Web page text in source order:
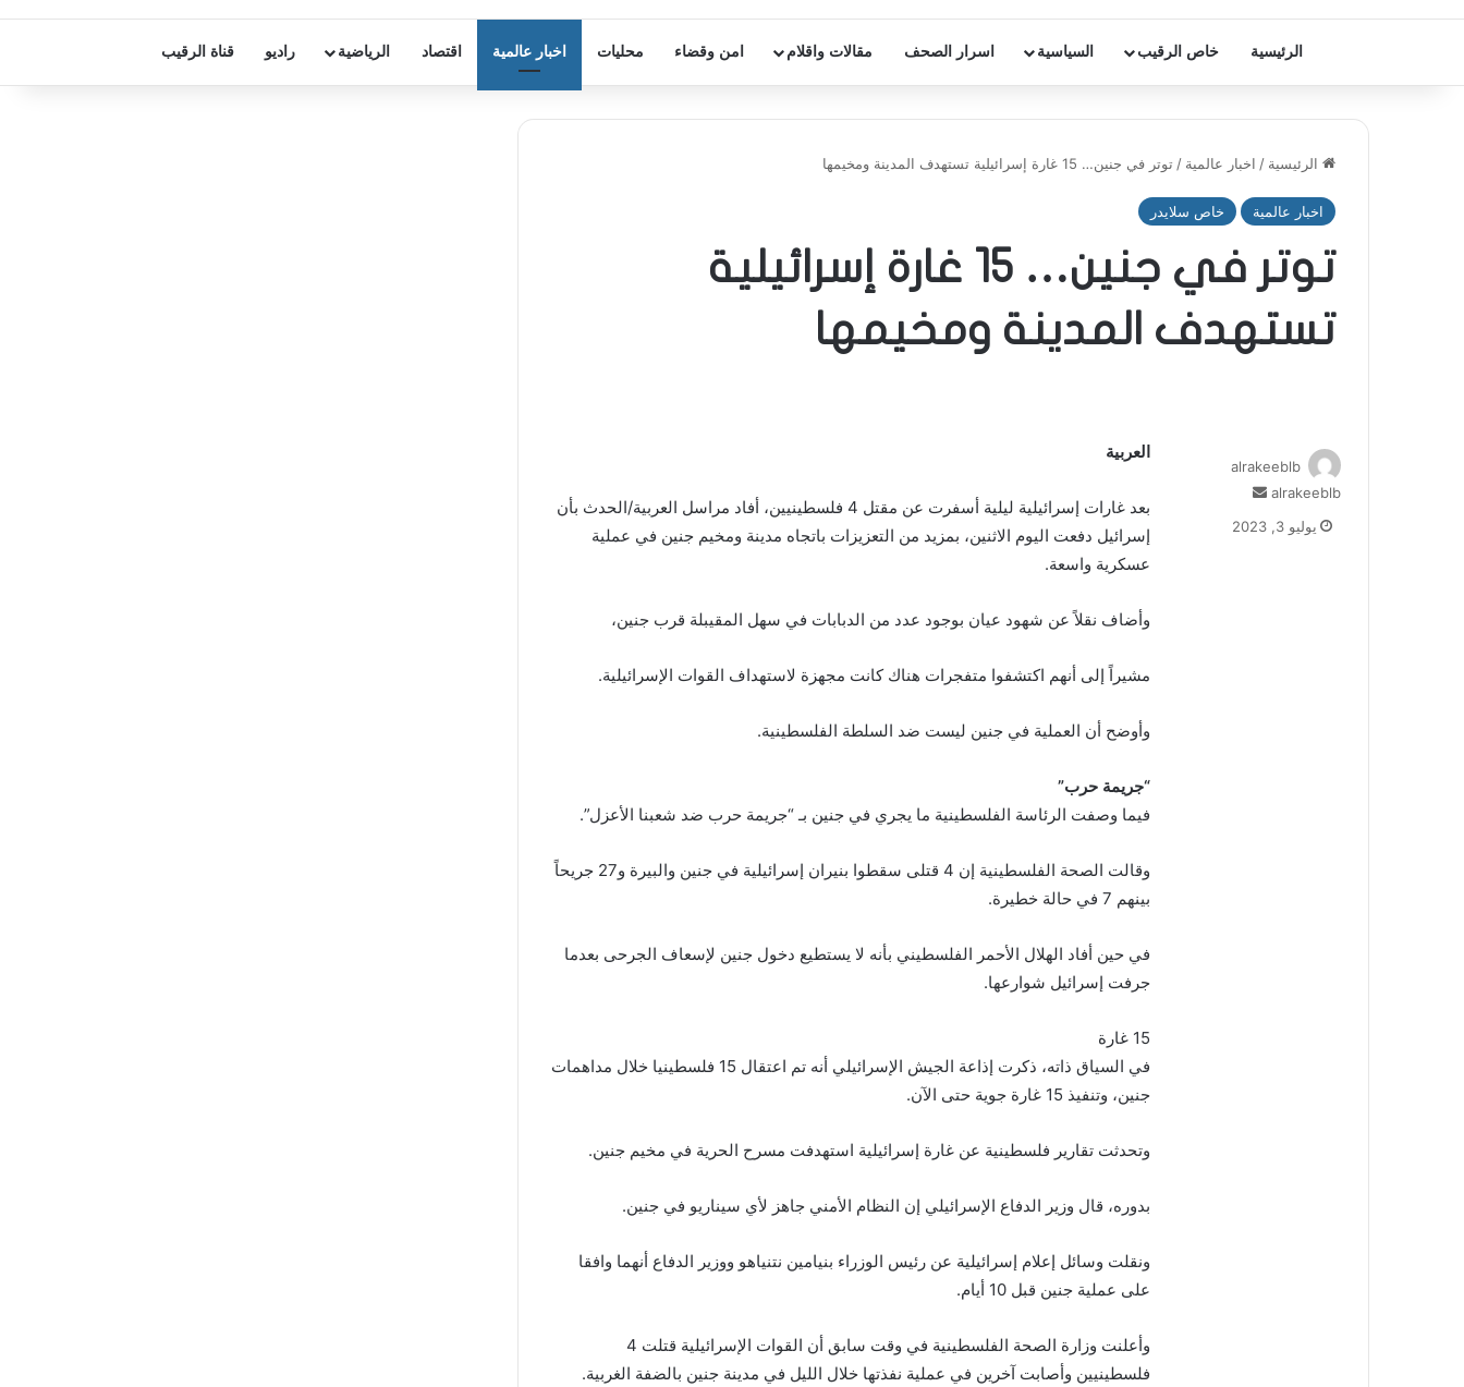
الرئيسية خاص الرقيب السياسية اسرار الصحف مقالات واقلام امن وقضاء محليات اخبار عالمية اقتصاد الرياضية راديو قناة الرقيب
الرئيسية / اخبار عالمية / توتر في جنين… 15 غارة إسرائيلية تستهدف المدينة ومخيمها
اخبار عالمية خاص سلايدر
توتر في جنين… 15 غارة إسرائيلية
تستهدف المدينة ومخيمها
العربية
بعد غارات إسرائيلية ليلية أسفرت عن مقتل 4 فلسطينيين، أفاد مراسل العربية/الحدث بأن
إسرائيل دفعت اليوم الاثنين، بمزيد من التعزيزات باتجاه مدينة ومخيم جنين في عملية
عسكرية واسعة.
وأضاف نقلاً عن شهود عيان بوجود عدد من الدبابات في سهل المقيبلة قرب جنين،
مشيراً إلى أنهم اكتشفوا متفجرات هناك كانت مجهزة لاستهداف القوات الإسرائيلية.
وأوضح أن العملية في جنين ليست ضد السلطة الفلسطينية.
“جريمة حرب”
فيما وصفت الرئاسة الفلسطينية ما يجري في جنين بـ “جريمة حرب ضد شعبنا الأعزل”.
وقالت الصحة الفلسطينية إن 4 قتلى سقطوا بنيران إسرائيلية في جنين والبيرة و27 جريحاً
بينهم 7 في حالة خطيرة.
في حين أفاد الهلال الأحمر الفلسطيني بأنه لا يستطيع دخول جنين لإسعاف الجرحى بعدما
جرفت إسرائيل شوارعها.
15 غارة
في السياق ذاته، ذكرت إذاعة الجيش الإسرائيلي أنه تم اعتقال 15 فلسطينيا خلال مداهمات
جنين، وتنفيذ 15 غارة جوية حتى الآن.
وتحدثت تقارير فلسطينية عن غارة إسرائيلية استهدفت مسرح الحرية في مخيم جنين.
بدوره، قال وزير الدفاع الإسرائيلي إن النظام الأمني جاهز لأي سيناريو في جنين.
ونقلت وسائل إعلام إسرائيلية عن رئيس الوزراء بنيامين نتنياهو ووزير الدفاع أنهما وافقا
على عملية جنين قبل 10 أيام.
وأعلنت وزارة الصحة الفلسطينية في وقت سابق أن القوات الإسرائيلية قتلت 4
فلسطينيين وأصابت آخرين في عملية نفذتها خلال الليل في مدينة جنين بالضفة الغربية.
alrakeeblb
alrakeeblb
يوليو 3, 2023